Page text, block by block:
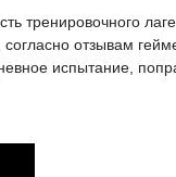
тренировочного
отзывам
испытание,